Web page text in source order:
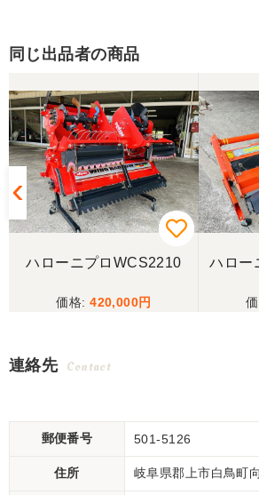
同じ出品者の商品
ハローニプロWCS2210
420,000
ハロー
連絡先 Contact
郵便番号 501-5126
住所 岐阜県郡上市白鳥町